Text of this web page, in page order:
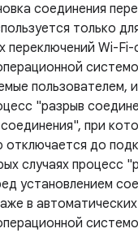
соединения
только
переключений Wi-Fi-
пользователем,
"разрыв
при
отключается до
случаях процесс
установлением
в